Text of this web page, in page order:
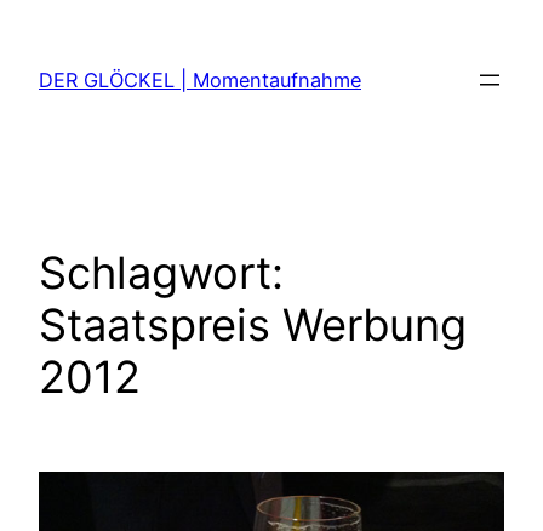
springen
DER GLÖCKEL | Momentaufnahme
Schlagwort:
Staatspreis Werbung
2012